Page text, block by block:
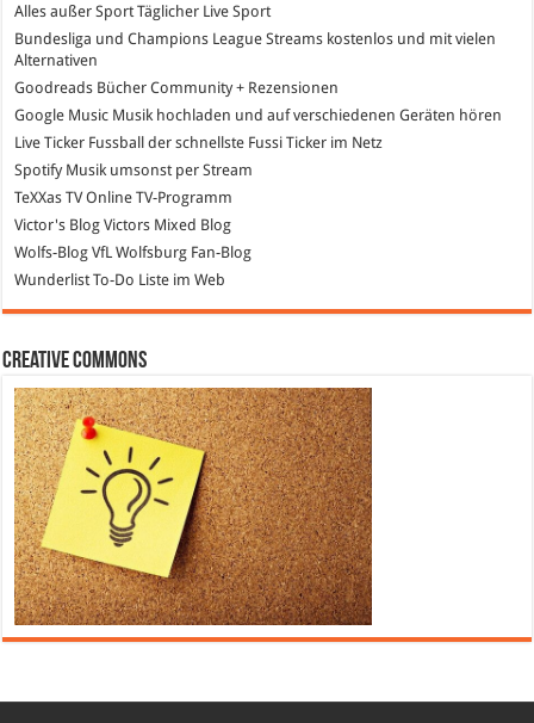
Alles außer Sport Täglicher Live Sport
Bundesliga und Champions League Streams kostenlos und mit vielen
Alternativen
Goodreads Bücher Community + Rezensionen
Google Music Musik hochladen und auf verschiedenen Geräten hören
Live Ticker Fussball der schnellste Fussi Ticker im Netz
SpotifyMusik umsonst per Stream
TeXXas TVOnline TV-Programm
Victor's Blog Victors Mixed Blog
Wolfs-Blog VfL Wolfsburg Fan-Blog
Wunderlist To-Do Liste im Web
Creative Commons